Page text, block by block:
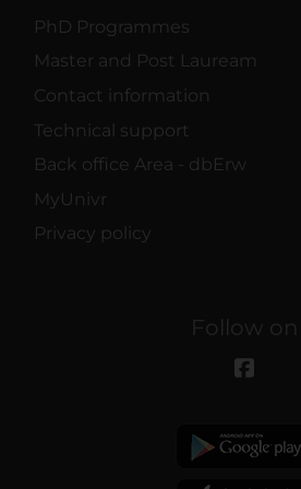
PhD Programmes
Master and Post Lauream
Contact information
Technical support
Back office Area - dbErw
MyUnivr
Privacy policy
Follow on